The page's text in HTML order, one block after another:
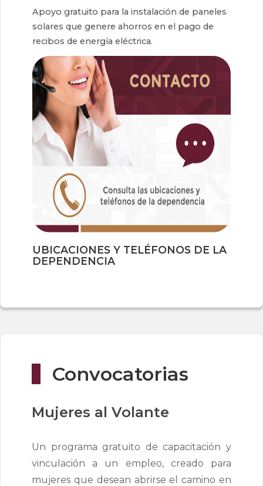
Apoyo gratuito para la instalación de paneles
solares que genere ahorros en el pago de
recibos de energía eléctrica.
UBICACIONES Y TELÉFONOS DE LA
DEPENDENCIA
Convocatorias
Mujeres al Volante
Un programa gratuito de capacitación y
vinculación a un empleo, creado para
mujeres que desean abrirse el camino en